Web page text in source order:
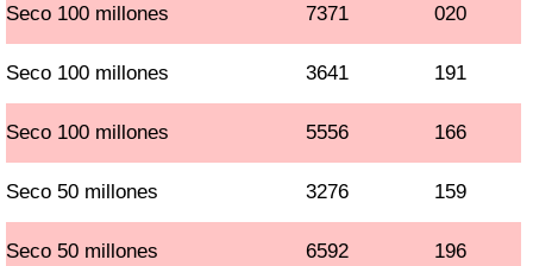
Seco 100 millones 7371 020
Seco 100 millones 3641 191
Seco 100 millones 5556 166
Seco 50 millones 3276 159
Seco 50 millones 6592 196